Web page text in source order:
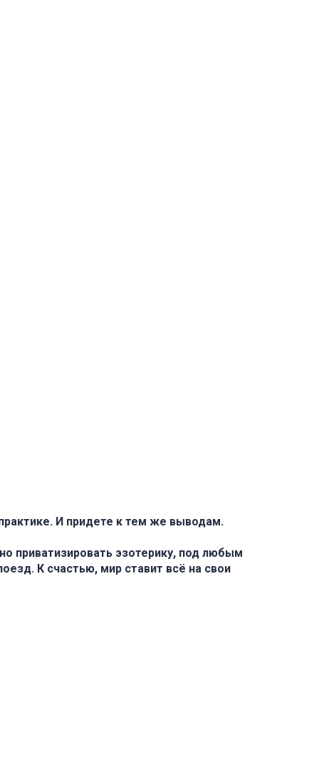
И придете к тем же выводам.
приватизировать эзотерику, под любым
К счастью, мир ставит всё на свои